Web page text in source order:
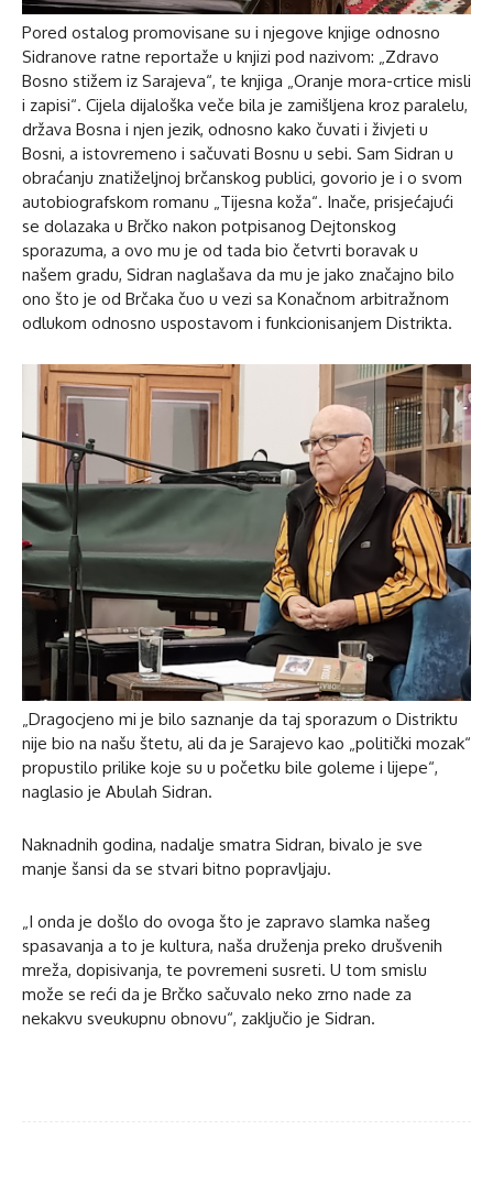
Pored ostalog promovisane su i njegove knjige odnosno
Sidranove ratne reportaže u knjizi pod nazivom: „Zdravo
Bosno stižem iz Sarajeva“, te knjiga „Oranje mora-crtice misli
i zapisi“. Cijela dijaloška veče bila je zamišljena kroz paralelu,
država Bosna i njen jezik, odnosno kako čuvati i živjeti u
Bosni, a istovremeno i sačuvati Bosnu u sebi. Sam Sidran u
obraćanju znatiželjnoj brčanskog publici, govorio je i o svom
autobiografskom romanu „Tijesna koža“. Inače, prisjećajući
se dolazaka u Brčko nakon potpisanog Dejtonskog
sporazuma, a ovo mu je od tada bio četvrti boravak u
našem gradu, Sidran naglašava da mu je jako značajno bilo
ono što je od Brčaka čuo u vezi sa Konačnom arbitražnom
odlukom odnosno uspostavom i funkcionisanjem Distrikta.
„Dragocjeno mi je bilo saznanje da taj sporazum o Distriktu
nije bio na našu štetu, ali da je Sarajevo kao „politički mozak“
propustilo prilike koje su u početku bile goleme i lijepe“,
naglasio je Abulah Sidran.
Naknadnih godina, nadalje smatra Sidran, bivalo je sve
manje šansi da se stvari bitno popravljaju.
„I onda je došlo do ovoga što je zapravo slamka našeg
spasavanja a to je kultura, naša druženja preko drušvenih
mreža, dopisivanja, te povremeni susreti. U tom smislu
može se reći da je Brčko sačuvalo neko zrno nade za
nekakvu sveukupnu obnovu“, zaključio je Sidran.